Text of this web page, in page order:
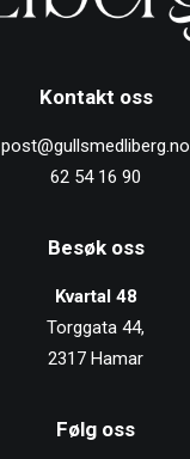
Kontakt oss
post@gullsmedliberg.no
62 54 16 90
Besøk oss
Kvartal 48
Torggata 44,
2317 Hamar
Følg oss